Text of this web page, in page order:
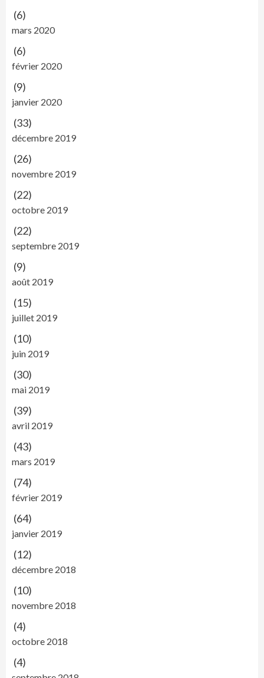
(6)
mars 2020
(6)
février 2020
(9)
janvier 2020
(33)
décembre 2019
(26)
novembre 2019
(22)
octobre 2019
(22)
septembre 2019
(9)
août 2019
(15)
juillet 2019
(10)
juin 2019
(30)
mai 2019
(39)
avril 2019
(43)
mars 2019
(74)
février 2019
(64)
janvier 2019
(12)
décembre 2018
(10)
novembre 2018
(4)
octobre 2018
(4)